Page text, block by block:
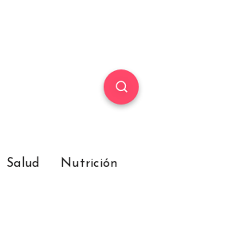
Salud Nutrición